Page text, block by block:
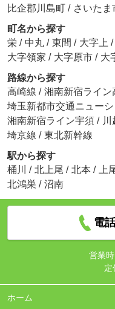
比企郡川島町 / さいたま
町名から探す
栄 / 中丸 / 東間 / 大字上 /
大字領家 / 大字原市 / 大
路線から探す
高崎線 / 湘南新宿ライン
埼玉新都市交通ニュー
湘南新宿ライン宇須 / 川
埼京線 / 東北新幹線
駅から探す
桶川
/ 北上尾 / 北本 / 上
北鴻巣 / 沼南
電
営業時
定
ホーム